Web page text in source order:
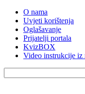
O nama
Uvjeti korištenja
Oglašavanje
Prijatelji portala
KvizBOX
Video instrukcije iz